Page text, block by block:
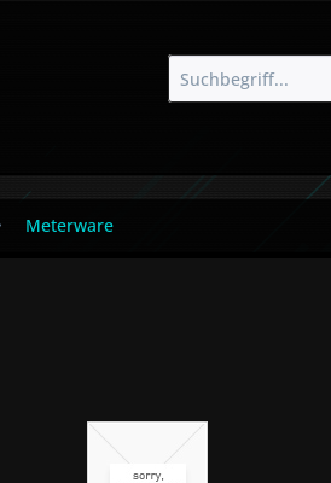
Meterware